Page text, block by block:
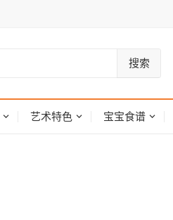
搜索
艺术特色 宝宝食谱